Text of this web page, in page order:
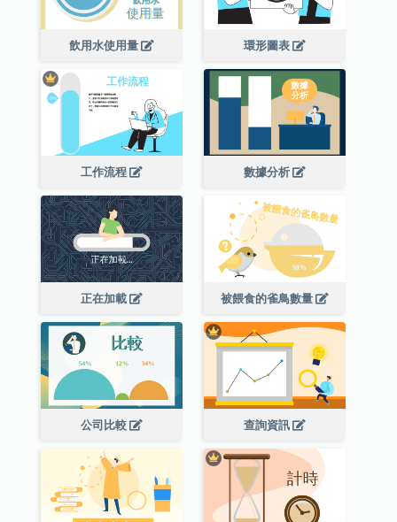
飲用水使用量 環形圖表
工作流程 數據分析
正在加載 被餵食的雀鳥數量
公司比較 查詢資訊